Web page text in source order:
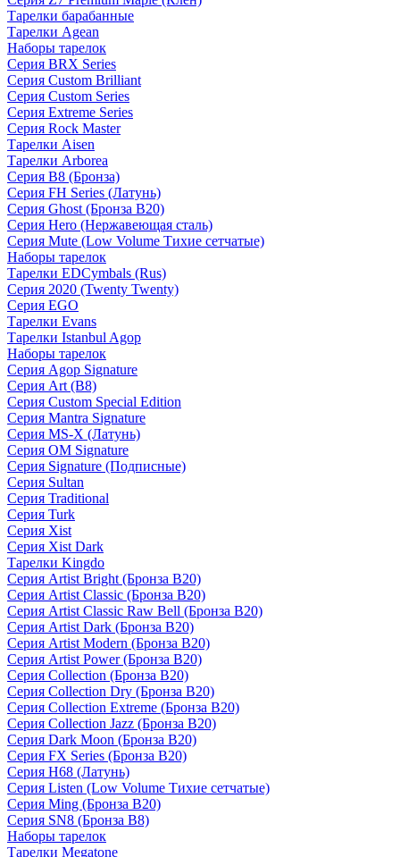
Тарелки барабанные
Тарелки Agean
Наборы тарелок
Серия BRX Series
Серия Custom Brilliant
Серия Custom Series
Серия Extreme Series
Серия Rock Master
Тарелки Aisen
Тарелки Arborea
Серия B8 (Бронза)
Серия FH Series (Латунь)
Серия Ghost (Бронза B20)
Серия Hero (Нержавеющая сталь)
Серия Mute (Low Volume Тихие сетчатые)
Наборы тарелок
Тарелки EDCymbals (Rus)
Серия 2020 (Twenty Twenty)
Серия EGO
Тарелки Evans
Тарелки Istanbul Agop
Наборы тарелок
Серия Agop Signature
Серия Art (B8)
Серия Custom Special Edition
Серия Mantra Signature
Серия MS-X (Латунь)
Серия OM Signature
Серия Signature (Подписные)
Серия Sultan
Серия Traditional
Серия Turk
Серия Xist
Серия Xist Dark
Тарелки Kingdo
Серия Artist Bright (Бронза B20)
Серия Artist Classic (Бронза B20)
Серия Artist Classic Raw Bell (Бронза B20)
Серия Artist Dark (Бронза B20)
Серия Artist Modern (Бронза B20)
Серия Artist Power (Бронза B20)
Серия Collection (Бронза B20)
Серия Collection Dry (Бронза B20)
Серия Collection Extreme (Бронза B20)
Серия Collection Jazz (Бронза B20)
Серия Dark Moon (Бронза B20)
Серия FX Series (Бронза B20)
Серия H68 (Латунь)
Серия Listen (Low Volume Тихие сетчатые)
Серия Ming (Бронза B20)
Серия SN8 (Бронза B8)
Наборы тарелок
Тарелки Megatone